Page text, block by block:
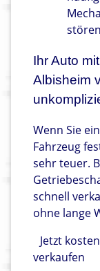
Ihr Auto
Albisheim
Wenn Sie
Fahrzeug
sehr teuer.
schnell
ohne lange
Jetzt
verkaufen